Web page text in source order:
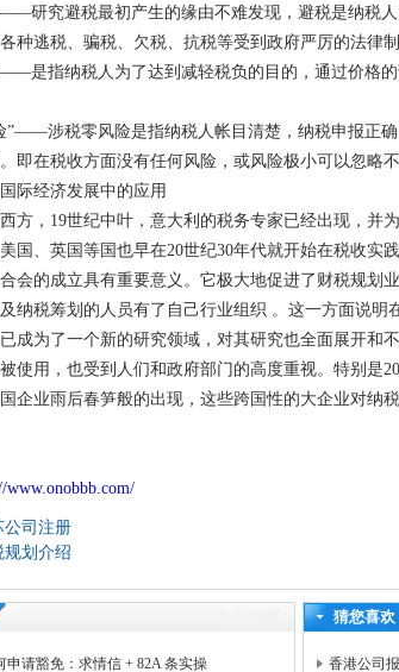
研究避税最初产生的缘由不难发现，避税是纳税
种逃税、骗税、欠税、抗税等受到政府严厉的法律
是指纳税人为了达到减轻税负的目的，通过价格
”——涉税零风险是指纳税人帐目清楚，纳税申报正
即在税收方面没有任何风险，或风险极小可以忽略不
际经济发展中的应用
方，19世纪中叶，意大利的税务专家已经出现，并
国、英国等国也早在20世纪30年代就开始在税收实
会的成立具有重要意义。它极大地促进了财税规划
纳税筹划的人员有了自己行业组织 。这一方面说
成为了一个新的研究领域，对其研究也全面展开和
使用，也受到人们和政府部门的高度重视。特别是
企业雨后春笋般的出现，这些跨国性的大企业对纳
www.onobbb.com/
公司注册
规划介绍
申请豁免：求情信 + 82A 条实操
猜您喜欢
香港公司